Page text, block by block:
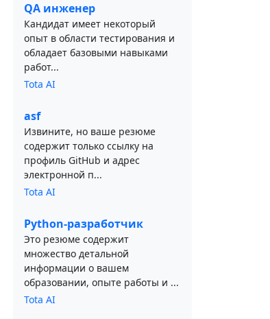
QA инженер
Кандидат имеет некоторый
опыт в области тестирования и
обладает базовыми навыками
работ...
Tota AI
asf
Извините, но ваше резюме
содержит только ссылку на
профиль GitHub и адрес
электронной п...
Tota AI
Python-разработчик
Это резюме содержит
множество детальной
информации о вашем
образовании, опыте работы и ...
Tota AI